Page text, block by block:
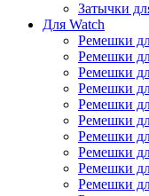
Затычки
Для Watch
Ремешки
Ремешки
Ремешки
Ремешки
Ремешки
Ремешки
Ремешки
Ремешки
Ремешки
Ремешки